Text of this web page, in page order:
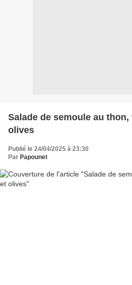
Salade de semoule au
olives
Publié le 24/04/2025 à 23:30
Par Papounet